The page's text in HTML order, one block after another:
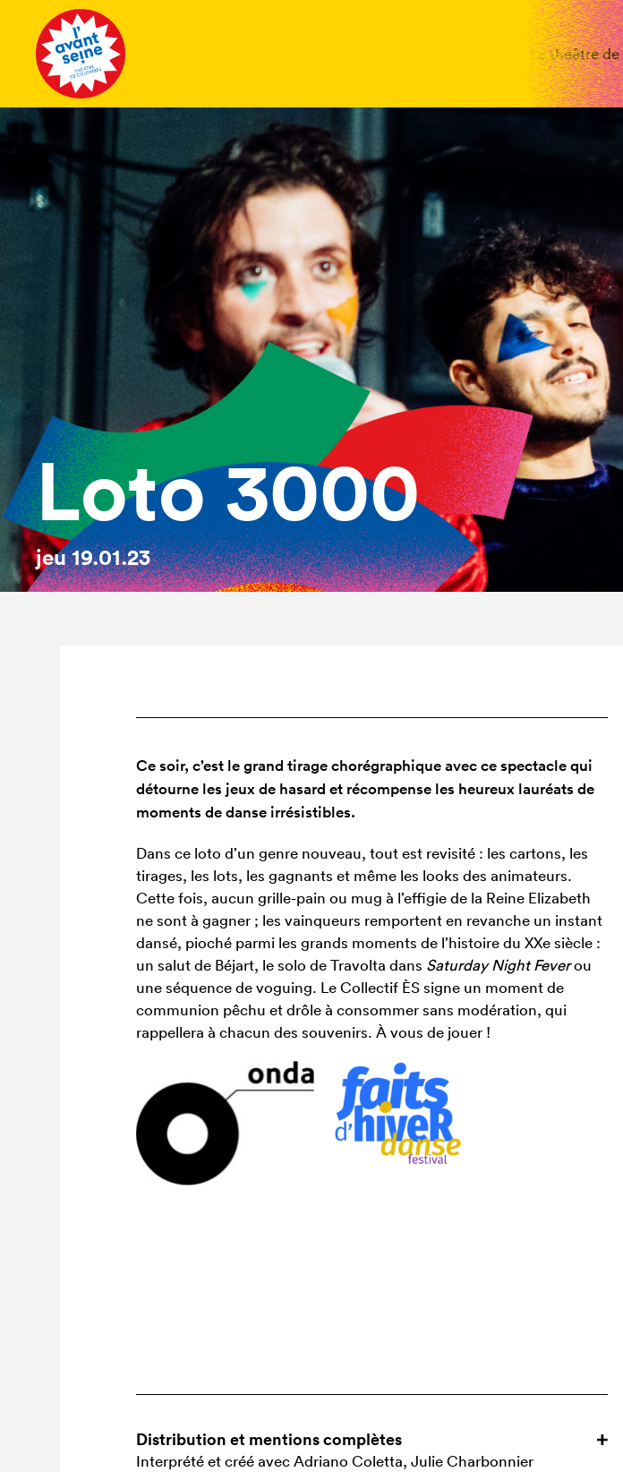
Le théâtre de
Loto 3000
jeu19.01.23
Ce soir, c’est le grand tirage chorégraphique avec ce spectacle qui
détourne les jeux de hasard et récompense les heureux lauréats de
moments de danse irrésistibles.
Dans ce loto d’un genre nouveau, tout est revisité : les cartons, les
tirages, les lots, les gagnants et même les looks des animateurs.
Cette fois, aucun grille-pain ou mug à l’effigie de la Reine Elizabeth
ne sont à gagner ; les vainqueurs remportent en revanche un instant
dansé, pioché parmi les grands moments de l’histoire du XXe siècle :
un salut de Béjart, le solo de Travolta dans Saturday Night Feverou
une séquence de voguing. Le Collectif ÈS signe un moment de
communion pêchu et drôle à consommer sans modération, qui
rappellera à chacun des souvenirs. À vous de jouer !
Distribution et mentions complètes
Interprété et créé avec Adriano Coletta, Julie Charbonnier